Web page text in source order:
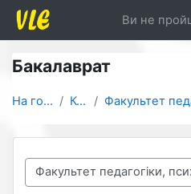
Перейти до головного вмісту
Ви не
Бакалаврат
На головну Курси
Категорії курсів